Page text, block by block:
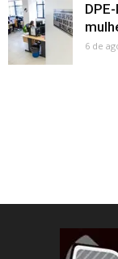
6 de